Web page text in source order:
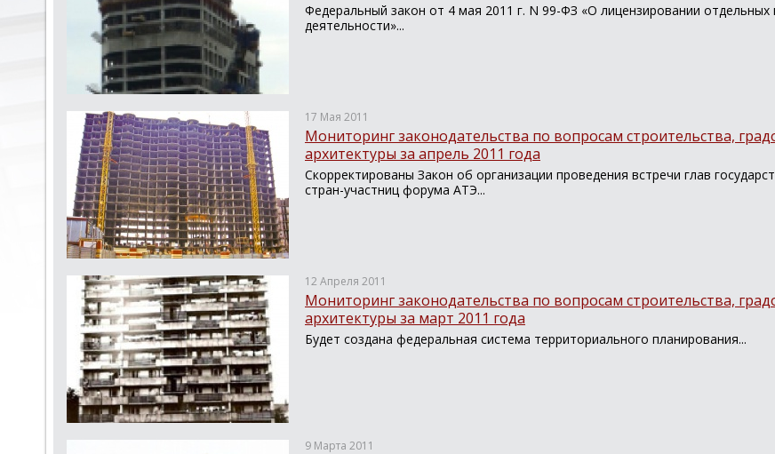
Федеральный закон от 4 мая 2011 г. N 99-ФЗ «О лицензировании отдельных
деятельности»...
17 Мая 2011
Мониторинг законодательства по вопросам строительства,
архитектуры за апрель 2011 года
Скорректированы Закон об организации проведения встречи глав
стран-участниц форума АТЭ...
12 Апреля 2011
Мониторинг законодательства по вопросам строительства,
архитектуры за март 2011 года
Будет создана федеральная система территориального планирования...
9 Марта 2011